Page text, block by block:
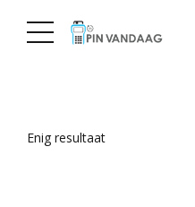
Enig resultaat